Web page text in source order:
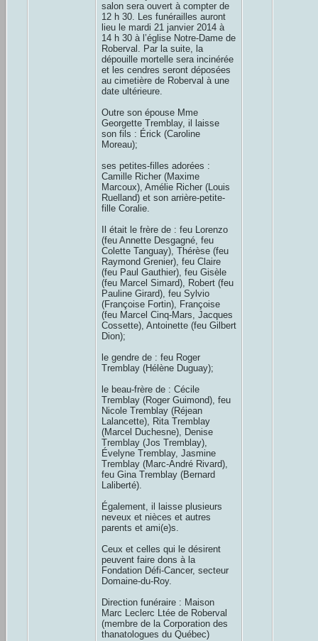
salon sera ouvert à compter de
12 h 30. Les funérailles auront
lieu le mardi 21 janvier 2014 à
14 h 30 à l’église Notre-Dame de
Roberval. Par la suite, la
dépouille mortelle sera incinérée
et les cendres seront déposées
au cimetière de Roberval à une
date ultérieure.
Outre son épouse Mme
Georgette Tremblay, il laisse
son fils : Érick (Caroline
Moreau);
ses petites-filles adorées :
Camille Richer (Maxime
Marcoux), Amélie Richer (Louis
Ruelland) et son arrière-petite-
fille Coralie.
Il était le frère de : feu Lorenzo
(feu Annette Desgagné, feu
Colette Tanguay), Thérèse (feu
Raymond Grenier), feu Claire
(feu Paul Gauthier), feu Gisèle
(feu Marcel Simard), Robert (feu
Pauline Girard), feu Sylvio
(Françoise Fortin), Françoise
(feu Marcel Cinq-Mars, Jacques
Cossette), Antoinette (feu Gilbert
Dion);
le gendre de : feu Roger
Tremblay (Hélène Duguay);
le beau-frère de : Cécile
Tremblay (Roger Guimond), feu
Nicole Tremblay (Réjean
Lalancette), Rita Tremblay
(Marcel Duchesne), Denise
Tremblay (Jos Tremblay),
Évelyne Tremblay, Jasmine
Tremblay (Marc-André Rivard),
feu Gina Tremblay (Bernard
Laliberté).
Également, il laisse plusieurs
neveux et nièces et autres
parents et ami(e)s.
Ceux et celles qui le désirent
peuvent faire dons à la
Fondation Défi-Cancer, secteur
Domaine-du-Roy.
Direction funéraire : Maison
Marc Leclerc Ltée de Roberval
(membre de la Corporation des
thanatologues du Québec)